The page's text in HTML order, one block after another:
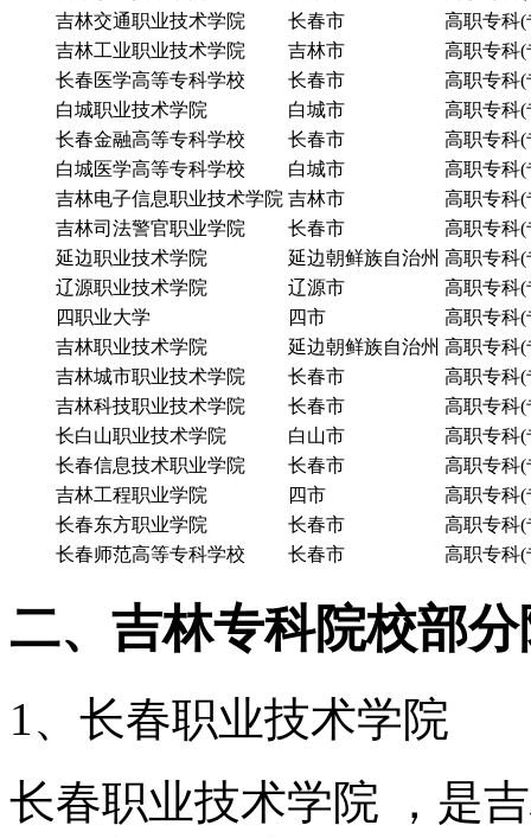
吉林交通职业技术学院
长春市
高职专科(
吉林工业职业技术学院
吉林市
高职专科(
长春医学高等专科学校
长春市
高职专科(
白城职业技术学院
白城市
高职专科(
长春金融高等专科学校
长春市
高职专科(
白城医学高等专科学校
白城市
高职专科(
吉林电子信息职业技术学院 吉林市
高职专科(
吉林司法警官职业学院
长春市
高职专科(
延边职业技术学院
延边朝鲜族自治州 高职专科(
辽源职业技术学院
辽源市
高职专科(
四职业大学
四市
高职专科(
吉林职业技术学院
延边朝鲜族自治州 高职专科(
吉林城市职业技术学院
长春市
高职专科(
吉林科技职业技术学院
长春市
高职专科(
长白山职业技术学院
白山市
高职专科(
长春信息技术职业学院
长春市
高职专科(
吉林工程职业学院
四市
高职专科(
长春东方职业学院
长春市
高职专科(
长春师范高等专科学校
长春市 高职专科(
二、吉林专科院校部
1、长春职业技术学院
长春职业技术学院 ，是